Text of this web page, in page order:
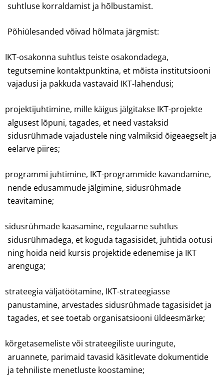
suhtluse korraldamist ja hõlbustamist.
Põhiülesanded võivad hõlmata järgmist:
IKT-osakonna suhtlus teiste osakondadega,
tegutsemine kontaktpunktina, et mõista institutsiooni
vajadusi ja pakkuda vastavaid IKT-lahendusi;
projektijuhtimine, mille käigus jälgitakse IKT-projekte
algusest lõpuni, tagades, et need vastaksid
sidusrühmade vajadustele ning valmiksid õigeaegselt ja
eelarve piires;
programmi juhtimine, IKT-programmide kavandamine,
nende edusammude jälgimine, sidusrühmade
teavitamine;
sidusrühmade kaasamine, regulaarne suhtlus
sidusrühmadega, et koguda tagasisidet, juhtida ootusi
ning hoida neid kursis projektide edenemise ja IKT
arenguga;
strateegia väljatöötamine, IKT-strateegiasse
panustamine, arvestades sidusrühmade tagasisidet ja
tagades, et see toetab organisatsiooni üldeesmärke;
kõrgetasemeliste või strateegiliste uuringute,
aruannete, parimaid tavasid käsitlevate dokumentide
ja tehniliste menetluste koostamine;